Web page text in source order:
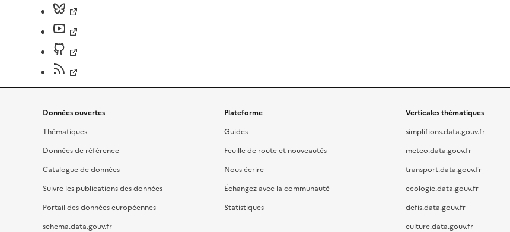
Données ouvertes
Thématiques
Données de référence
Catalogue de données
Suivre les publications des données
Portail des données européennes
schema.data.gouv.fr
Plateforme
Guides
Feuille de route et nouveautés
Nous écrire
Échangez avec la communauté
Statistiques
Verticales thématiques
simplifions.data.gouv.fr
meteo.data.gouv.fr
transport.data.gouv.fr
ecologie.data.gouv.fr
defis.data.gouv.fr
culture.data.gouv.fr